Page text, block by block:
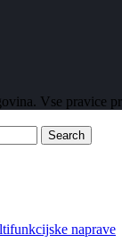
Vse pravice
Search
naprave